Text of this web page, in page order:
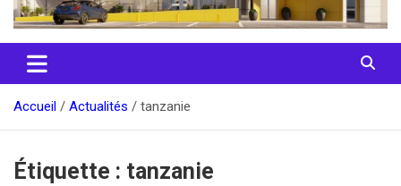
Accueil Actualités tanzanie
Étiquette : tanzanie